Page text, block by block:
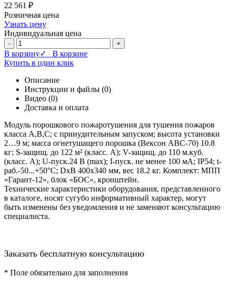
22 561 ₽
Розничная цена
Узнать цену
Индивидуальная цена
- +
В корзину✓ В корзине
Купить в один клик
Описание
Инструкции и файлы (0)
Видео (0)
Доставка и оплата
Модуль порошкового пожаротушения для тушения пожаров
класса А,В,С; с принудительным запуском; высота установки
2…9 м; масса огнетушащего порошка (Вексон АВС-70) 10.8
кг; S-защищ. до 122 м² (класс. А); V-защищ. до 110 м.куб.
(класс. А); U-пуск.24 В (max); I-пуск. не менее 100 мА; IP54; t-
раб.-50...+50°C; DхВ 400х340 мм, вес 18.2 кг. Комплект: МПП
«Гарант-12», блок «БОС», кронштейн.
Технические характеристики оборудования, представленного
в каталоге, носят сугубо информативный характер, могут
быть изменены без уведомления и не заменяют консультацию
специалиста.
Заказать бесплатную консультацию
* Поле обязательно для заполнения